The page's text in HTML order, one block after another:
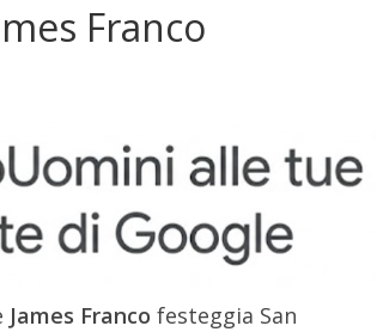
Franco
James Franco festeggia San